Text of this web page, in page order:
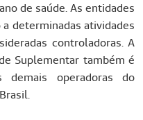
de saúde. As entidades
determinadas atividades
controladoras. A
Suplementar também é
demais operadoras do